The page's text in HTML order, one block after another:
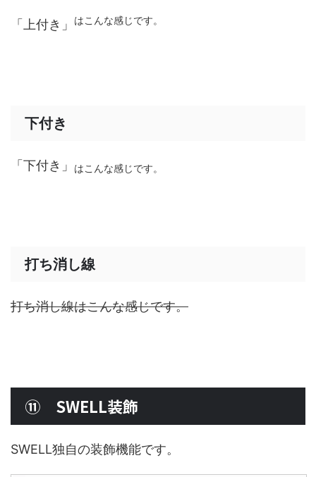
「上付き」 はこんな感じです。
下付き
「下付き」 はこんな感じです。
打ち消し線
打ち消し線はこんな感じです。
⑪ SWELL装飾
SWELL独自の装飾機能です。